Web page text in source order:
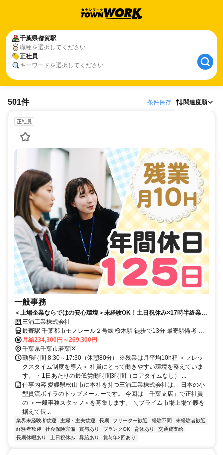
千葉県都賀駅
職種を選択してください
正社員
キーワードを選択してください
501件 条件保存 関連度順
正社員
一般事務
＜上場企業ならではの安心環境＞未経験OK！土日祝休み×17時半終業／
フレックス制・賞与5.36ヵ月分
三浦工業株式会社
最寄駅 千葉都市モノレール２号線 桜木駅 徒歩で13分 最寄駅備考 京
成バス「桜木町」駅から徒歩4分
月給234,300円～269,300円
千葉県千葉市若葉区
勤務時間 8:30～17:30（休憩80分） ※残業は月平均10h程 ＜フレッ
クスタイム制度を導入＞ 社員にとって働きやすい環境を整えていま
す。 ・1日あたりの最低労働時間3時間（コアタイムなし） ...
仕事内容 愛媛県松山市に本社を持つ三浦工業株式会社は、 日本の小
型貫流ボイラのトップメーカーです。 今回は「千葉支店」で正社員
の ＜一般事務スタッフ＞を募集します。 ＼プライム市場上場で腰を
据えて長...
業界未経験者歓迎 主婦・主夫歓迎 長期 フリーター歓迎 経験不問
未経験者歓迎
経験者歓迎
社会保険完備 賞与あり ブランクOK 育休あり
交通費支給
長期休暇あり
土日祝休み 昇給あり 賞与年2回あり